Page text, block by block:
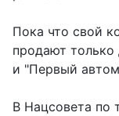
Пока что свой
продают только
и "Первый
В Нацсовета по